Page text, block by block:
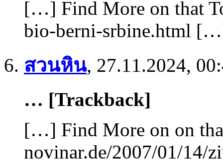
[…] Find More on that
bio-berni-srbine.html
สวนหิน, 27.11.2024,
… [Trackback]
[…] Find More on on
novinar.de/2007/01/